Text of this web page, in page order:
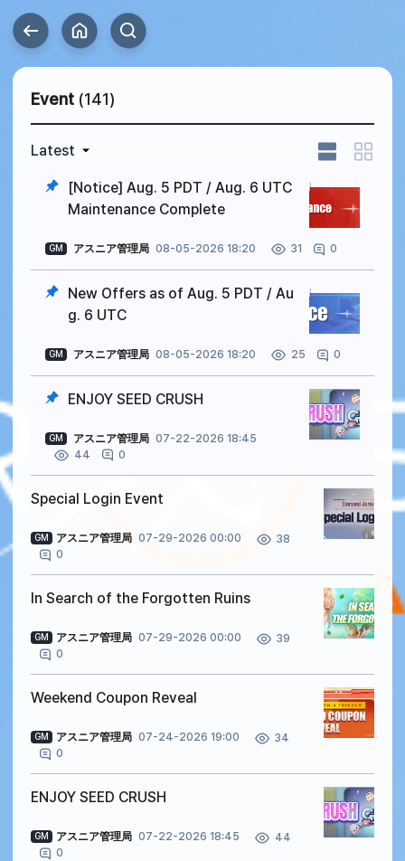
Event (141)
Latest
[Notice] Aug. 5 PDT / Aug. 6 UTC
Maintenance Complete
GM アスニア管理局 08-05-2026 18:20 31 0
New Offers as of Aug. 5 PDT / Au
g. 6 UTC
GM アスニア管理局 08-05-2026 18:20 25 0
ENJOY SEED CRUSH
GM アスニア管理局 07-22-2026 18:45
44
0
Special Login Event
GM アスニア管理局 07-29-2026 00:00
38
0
In Search of the Forgotten Ruins
GM アスニア管理局 07-29-2026 00:00
39
0
Weekend Coupon Reveal
GM アスニア管理局 07-24-2026 19:00
34
0
ENJOY SEED CRUSH
GM アスニア管理局 07-22-2026 18:45
44
0